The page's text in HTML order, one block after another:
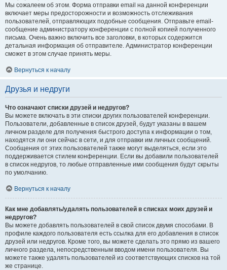
Мы сожалеем об этом. Форма отправки email на данной конференции
включает меры предосторожности и возможность отслеживания
пользователей, отправляющих подобные сообщения. Отправьте email-
сообщение администратору конференции с полной копией полученного
письма. Очень важно включить все заголовки, в которых содержится
детальная информация об отправителе. Администратор конференции
сможет в этом случае принять меры.
Вернуться к началу
Друзья и недруги
Что означают списки друзей и недругов?
Вы можете включать в эти списки других пользователей конференции.
Пользователи, добавленные в список друзей, будут указаны в вашем
личном разделе для получения быстрого доступа к информации о том,
находятся ли они сейчас в сети, и для отправки им личных сообщений.
Сообщения от этих пользователей также могут выделяться, если это
поддерживается стилем конференции. Если вы добавили пользователей
в список недругов, то любые отправленные ими сообщения будут скрыты
по умолчанию.
Вернуться к началу
Как мне добавлять/удалять пользователей в списках моих друзей и
недругов?
Вы можете добавлять пользователей в свой список двумя способами. В
профиле каждого пользователя есть ссылка для его добавления в список
друзей или недругов. Кроме того, вы можете сделать это прямо из вашего
личного раздела, непосредственным вводом имени пользователя. Вы
можете также удалять пользователей из соответствующих списков на той
же странице.